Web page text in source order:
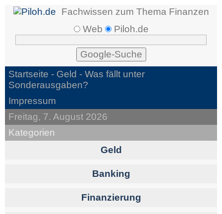
Fachwissen zum Thema Finanzen
Web
Piloh.de
Startseite - Geld - Was fällt unter
Sonderausgaben?
Impressum
Freitag, 7. August 2026
Kategorien
Geld
Banking
Finanzierung